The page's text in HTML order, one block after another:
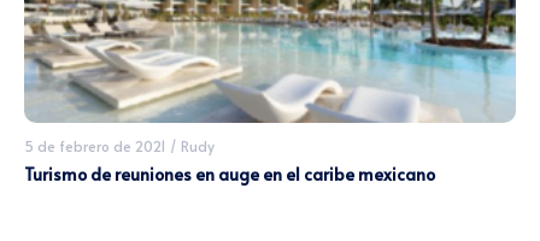
5 de febrero de 2021 / Rudy
Turismo de reuniones en auge en el caribe mexicano